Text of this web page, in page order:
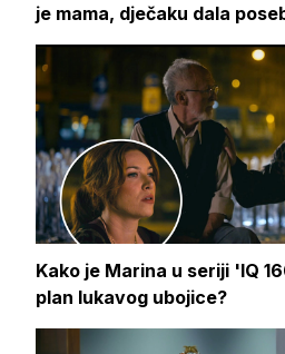
je mama, dječaku dala
Kako je Marina u seriji 'IQ
plan lukavog ubojice?